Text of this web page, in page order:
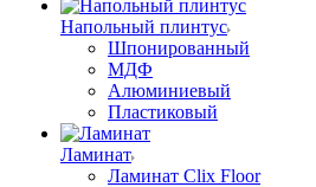
Напольный плинтус
Шпонированный
МДФ
Алюминиевый
Пластиковый
Ламинат
Ламинат Clix Floor